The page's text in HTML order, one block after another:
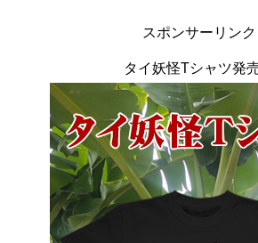
スポンサーリンク
タイ妖怪Tシャツ発